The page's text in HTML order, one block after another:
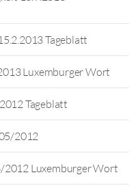
Tageblatt
Luxemburger Wort
Tageblatt
2012
2012 Luxemburger Wort